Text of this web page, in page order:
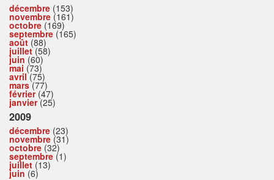
décembre (153)
novembre (161)
octobre (169)
septembre (165)
août (88)
juillet(58)
juin (60)
mai (73)
avril(75)
mars(77)
février(47)
janvier(25)
2009
décembre (23)
novembre (31)
octobre (32)
septembre (1)
juillet (13)
juin (6)